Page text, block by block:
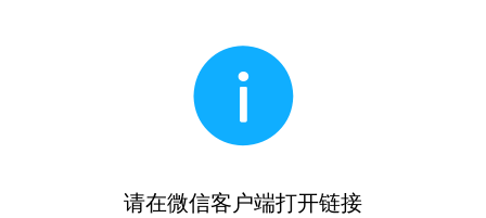
请在微信客户端打开链接